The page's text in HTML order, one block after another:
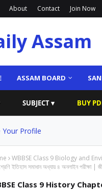
About Contact Join Now
Assam
ASSAM BOARD
SUBJECT ▾ BUY
Your Profile
WBBSE Class 9 Biology and
ইতিহাস সমাধান অধ্যায় ৪ অনলাইন পরীক্ষা |
Class 9 History Chapter 4